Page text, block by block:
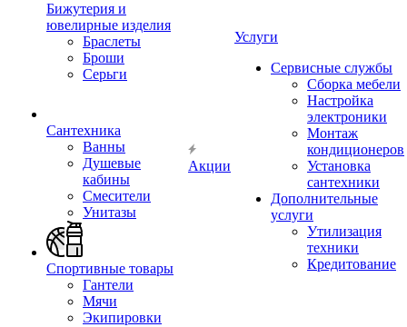
Бижутерия и
ювелирные изделия
Браслеты
Броши
Серьги
Сантехника
Ванны
Душевые
кабины
Смесители
Унитазы
Спортивные товары
Гантели
Мячи
Экипировки
Акции
Услуги
Сервисные службы
Сборка мебели
Настройка
электроники
Монтаж
кондиционеров
Установка
сантехники
Дополнительные
услуги
Утилизация
техники
Кредитование